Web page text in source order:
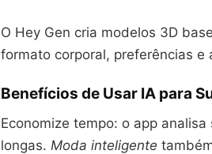
O Hey Gen cria modelos 3D
formato corporal, preferências
Benefícios de Usar IA para
Economize tempo: o app
longas. Moda inteligente